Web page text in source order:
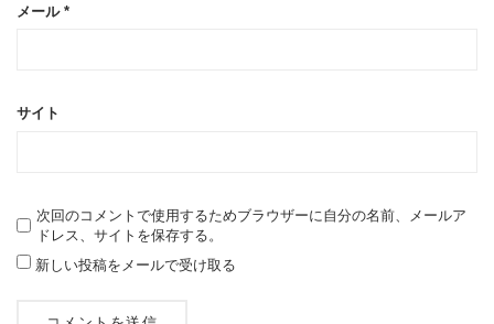
メール *
サイト
次回のコメントで使用するためブラウザーに自分の名前、メールア
ドレス、サイトを保存する。
新しい投稿をメールで受け取る